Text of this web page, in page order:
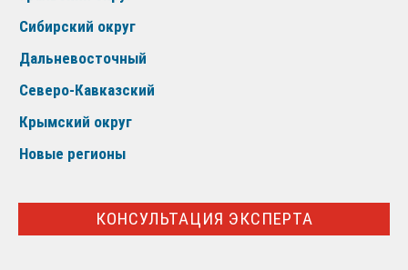
Сибирский округ
Дальневосточный
Северо-Кавказский
Крымский округ
Новые регионы
КОНСУЛЬТАЦИЯ ЭКСПЕРТА